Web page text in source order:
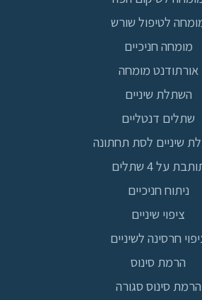
לטיפול שורש
מומחה חניכיים
אורתודנט מומחה
השתלת שיניים
שתלים דנטליים
שיניים לסת תחתונה
על 4 שתלים
ניתוח חניכיים
ציפוי שיניים
חרסינה לשיניים
הרמת סינוס
הרמת סינוס סגורה